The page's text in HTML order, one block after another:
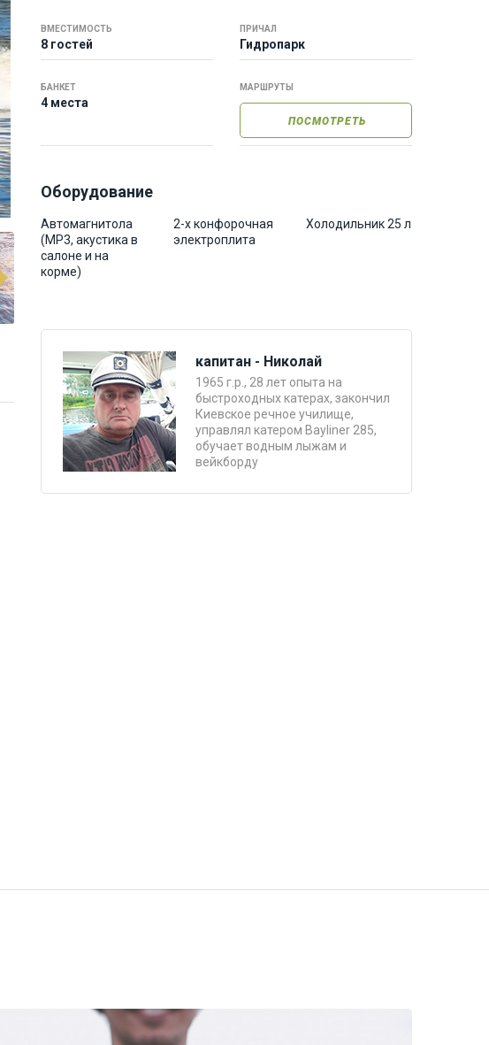
ВМЕСТИМОСТЬ
8 гостей
ПРИЧАЛ
Гидропарк
БАНКЕТ
4 места
МАРШРУТЫ
ПОСМОТРЕТЬ
Оборудование
Автомагнитола
(MP3, акустика в
салоне и на
корме)
2-х конфорочная
электроплита
Холодильник 25 л
капитан - Николай
1965 г.р., 28 лет опыта на
быстроходных катерах, закончил
Киевское речное училище,
управлял катером Bayliner 285,
обучает водным лыжам и
вейкборду